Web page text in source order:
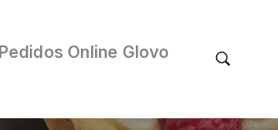
Pedidos Online Glovo